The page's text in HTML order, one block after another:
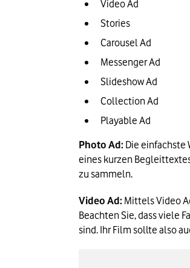
Video Ad
Stories
Carousel Ad
Messenger Ad
Slideshow Ad
Collection Ad
Playable Ad
Photo Ad: Die einfachste
eines kurzen
zu sammeln.
Video Ad: Mittels Video
Beachten Sie, dass viele
sind. Ihr Film sollte also